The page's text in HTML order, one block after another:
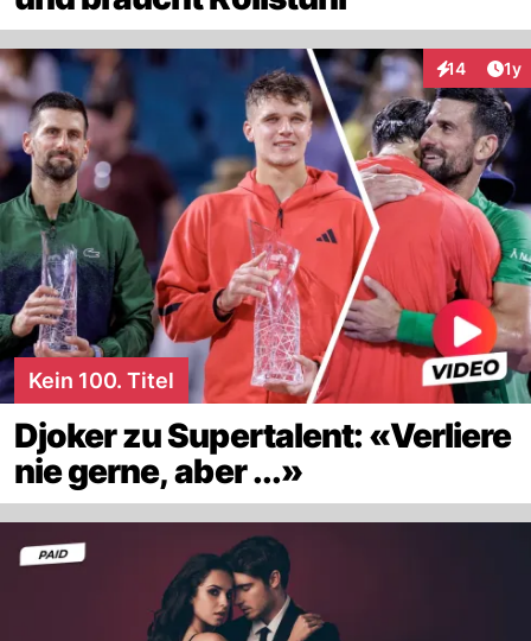
14 1y
Kein 100. Titel
Djoker zu Supertalent: «Verliere
nie gerne, aber ...»